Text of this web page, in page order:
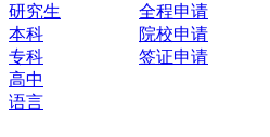
研究生
全程申请
本科
院校申请
专科
签证申请
高中
语言